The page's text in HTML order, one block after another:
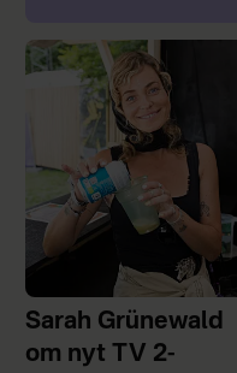
Sarah Grünewald
om nyt TV 2-